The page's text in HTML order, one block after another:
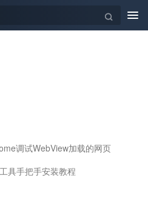
调试WebView加载的网页
具手把手安装教程